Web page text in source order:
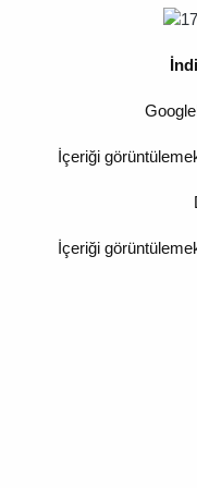
İçeriği
İçeriği